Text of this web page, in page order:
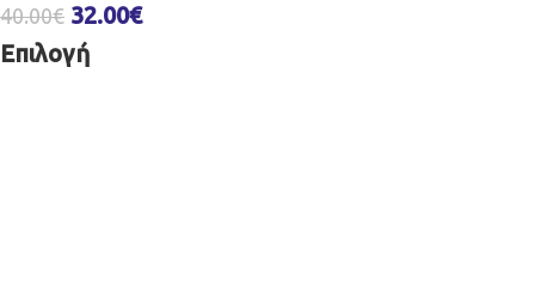
40.00€ 32.00€
Επιλογή